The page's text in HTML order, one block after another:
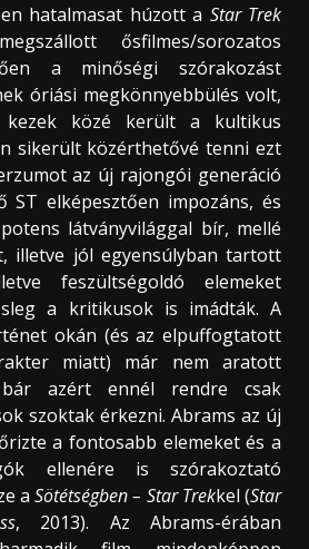
hatalmasat húzott a Star Trek
ősfilmes/sorozatos
a minőségi szórakozást
óriási megkönnyebbülés volt,
közé került a kultikus
sikerült közérthetővé tenni ezt
az új rajongói generáció
ST elképesztően impozáns, és
látványvilággal bír, mellé
illetve jól egyensúlyban tartott
feszültségoldó elemeket
a kritikusok is imádták. A
okán (és az elpuffogtatott
miatt) már nem aratott
azért ennél rendre csak
szoktak érkezni. Abrams az új
a fontosabb elemeket és a
ellenére is szórakoztató
a Sötétségben – Star Trekkel (Star
, 2013). Az Abrams-érában